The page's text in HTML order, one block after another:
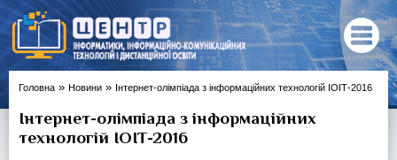
Головна » Новини » Інтернет-олімпіада з інформаційних технологій ІОІТ-2016
Інтернет-олімпіада з інформаційних
технологій ІОІТ-2016